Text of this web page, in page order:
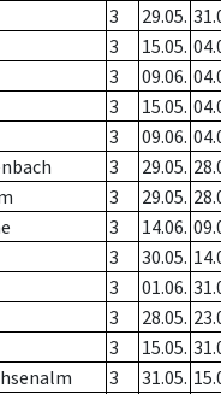
3 29.05.
3 15.05.
3 09.06.
3 15.05.
3 09.06.
3 29.05.
3 29.05.
3 14.06.
3 30.05.
3 01.06.
3 28.05.
3 15.05.
3 31.05.